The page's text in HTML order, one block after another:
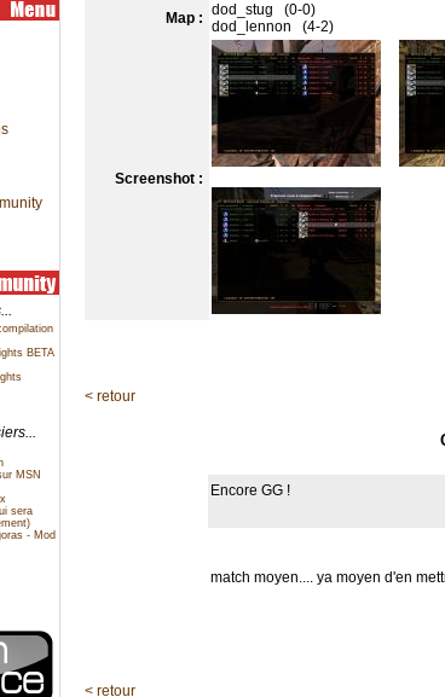
BETA
MSN
sera
- Mod
Map : dod_stug (0-0)
dod_lennon (4-2)
Screenshot :
< retour
Encore GG !
match moyen.... ya moyen d'en
< retour